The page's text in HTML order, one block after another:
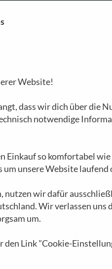
Engagement
Schenk auch Du...
Unsere Freunde
Apfelbäumchen
Darlehen
GEA Formel Z
GEA vs. FMA
Website!
dass wir dich über die
notwendige
Einkauf so komfortabel
unsere Website laufend
wir dafür
Wir verlassen uns
um.
Link "Cookie-